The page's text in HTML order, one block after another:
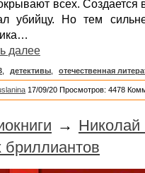
всех. Создается
убийцу. Но тем
далее
детективы отечественная
17/09/20 Просмотров: 4478
→
бриллиантов